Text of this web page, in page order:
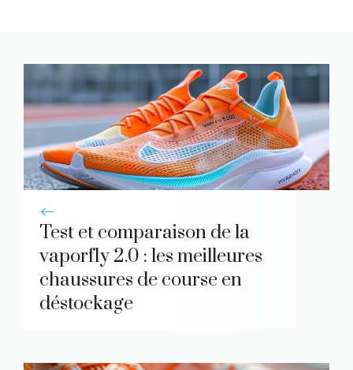
Test et comparaison de la
vaporfly 2.0 : les meilleures
chaussures de course en
déstockage